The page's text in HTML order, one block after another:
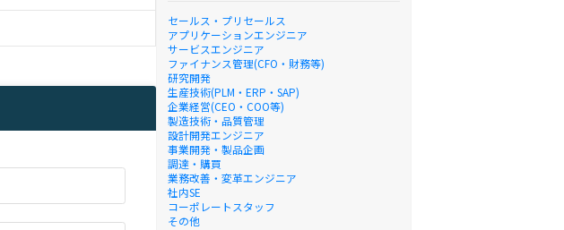
セールス・プリセールス
アプリケーションエンジニア
サービスエンジニア
ファイナンス管理(CFO・財務等)
研究開発
生産技術(PLM・ERP・SAP)
企業経営(CEO・COO等)
製造技術・品質管理
設計開発エンジニア
事業開発・製品企画
調達・購買
業務改善・変革エンジニア
社内SE
コーポレートスタッフ
その他